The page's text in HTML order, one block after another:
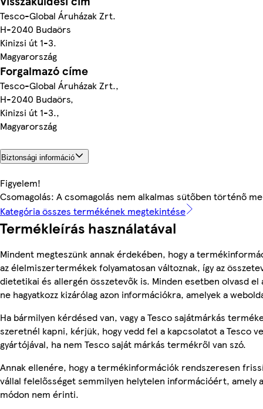
Tesco-Global Áruházak Zrt.
H-2040 Budaörs
Kinizsi út 1-3.
Magyarország
Forgalmazó címe
Tesco-Global Áruházak Zrt.,
H-2040 Budaörs,
Kinizsi út 1-3.,
Magyarország
Biztonsági információ
Figyelem!
Csomagolás: A csomagolás nem alkalmas sütőben történő
Kategória összes termékének megtekintése
Termékleírás használatával
Mindent megteszünk annak érdekében, hogy a
az élelmiszertermékek folyamatosan változnak, így az
dietetikai és allergén összetevők is. Minden esetben olvasd
ne hagyatkozz kizárólag azon információkra, amelyek a
Ha bármilyen kérdésed van, vagy a Tesco sajátmárkás
szeretnél kapni, kérjük, hogy vedd fel a kapcsolatot a Tesco
gyártójával, ha nem Tesco saját márkás termékről van szó.
Annak ellenére, hogy a termékinformációk rendszeresen
vállal felelősséget semmilyen helytelen információért, amely
módon nem érinti.